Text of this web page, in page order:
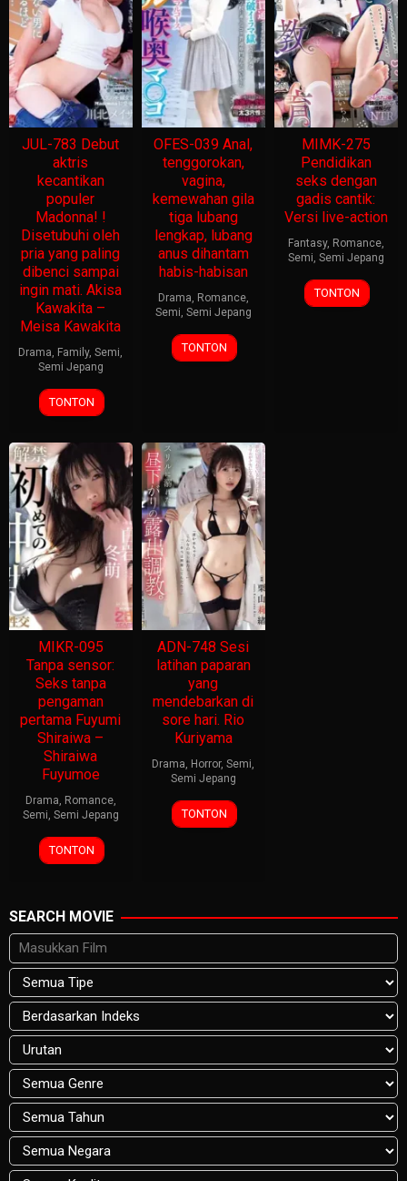
JUL-783 Debut
aktris
kecantikan
populer
Madonna! !
Disetubuhi oleh
pria yang paling
dibenci sampai
ingin mati. Akisa
Kawakita –
Meisa Kawakita
Drama, Family,Semi,
Semi Jepang
TONTON
OFES-039 Anal,
tenggorokan,
vagina,
kemewahan gila
tiga lubang
lengkap, lubang
anus dihantam
habis-habisan
Drama, Romance,
Semi, Semi Jepang
TONTON
MIMK-275
Pendidikan
seks dengan
gadis cantik:
Versi live-action
Fantasy, Romance,
Semi, Semi Jepang
TONTON
MIKR-095
Tanpa sensor:
Seks tanpa
pengaman
pertama Fuyumi
Shiraiwa –
Shiraiwa
Fuyumoe
Drama, Romance,
Semi, Semi Jepang
TONTON
ADN-748 Sesi
latihan paparan
yang
mendebarkan di
sore hari. Rio
Kuriyama
Drama, Horror,Semi,
Semi Jepang
TONTON
SEARCH MOVIE